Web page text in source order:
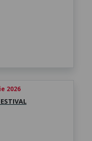
2026